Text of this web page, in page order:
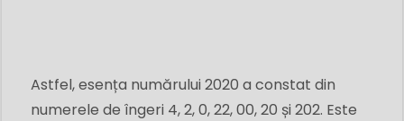
Astfel, esența numărului 2020 a constat din
numerele de îngeri 4, 2, 0, 22, 00, 20 și 202. Este